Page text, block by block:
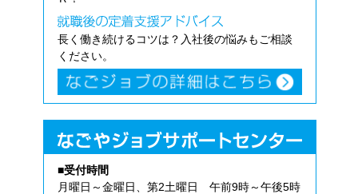
長く働き続けるコツは？入社後の悩みもご相談
ください。
■受付時間
月曜日～金曜日、第2土曜日 午前9時～午後5時